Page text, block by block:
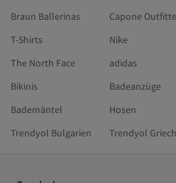
Braun Ballerinas
T-Shirts
Nike
The North Face
adidas
Bikinis
Badeanzüge
Bademäntel
Hosen
Trendyol Bulgarien
Trendyol